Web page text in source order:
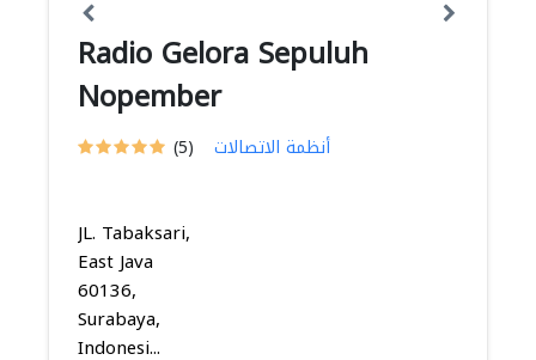
Radio Gelora Sepuluh
Nopember
(5) أنظمة الاتصالات
JL. Tabaksari,
East Java
60136,
Surabaya,
Indonesi...